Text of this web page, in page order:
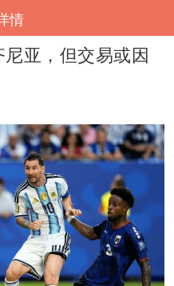
情
亚，但交易或因